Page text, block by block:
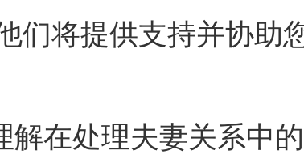
们将提供支持并协助
解在处理夫妻关系中